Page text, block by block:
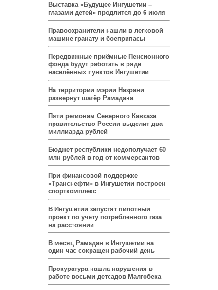
Выставка «Будущее Ингушетии –
глазами детей» продлится до 6 июля
Правоохранители нашли в легковой
машине гранату и боеприпасы
Передвижные приёмные Пенсионного
фонда будут работать в ряде
населённых пунктов Ингушетии
На территории мэрии Назрани
развернут шатёр Рамадана
Пяти регионам Северного Кавказа
правительство России выделит два
миллиарда рублей
Бюджет республики недополучает 60
млн рублей в год от коммерсантов
При финансовой поддержке
«Транснефти» в Ингушетии построен
спорткомплекс
В Ингушетии запустят пилотный
проект по учету потребленного газа
на расстоянии
В месяц Рамадан в Ингушетии на
один час сокращен рабочий день
Прокуратура нашла нарушения в
работе восьми детсадов Малгобека